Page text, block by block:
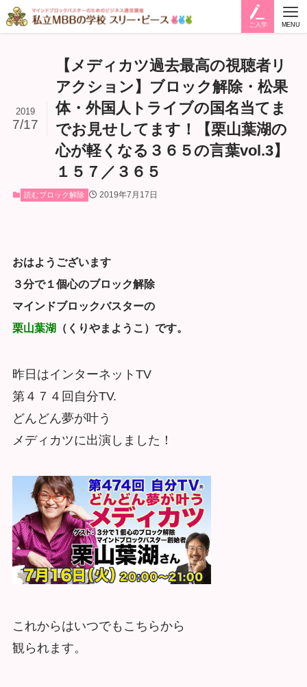
ご入学 MENU
【メディカツ過去最高の視聴者リ
アクション】ブロック解除・松果
体・外国人トライブの国名当てま
でお見せしてます！【栗山葉湖の
心が軽くなる３６５の言葉vol.3】
１５７／３６５
2019
7/17
読むブロック解除 2019年7月17日
おはようございます
３分で１個心のブロック解除
マインドブロックバスターの
栗山葉湖
（くりやまようこ）です。
昨日はインターネットTV
第４７４回自分TV.
どんどん夢が叶う
メディカツに出演しました！
これからはいつでもこちらから
観られます。